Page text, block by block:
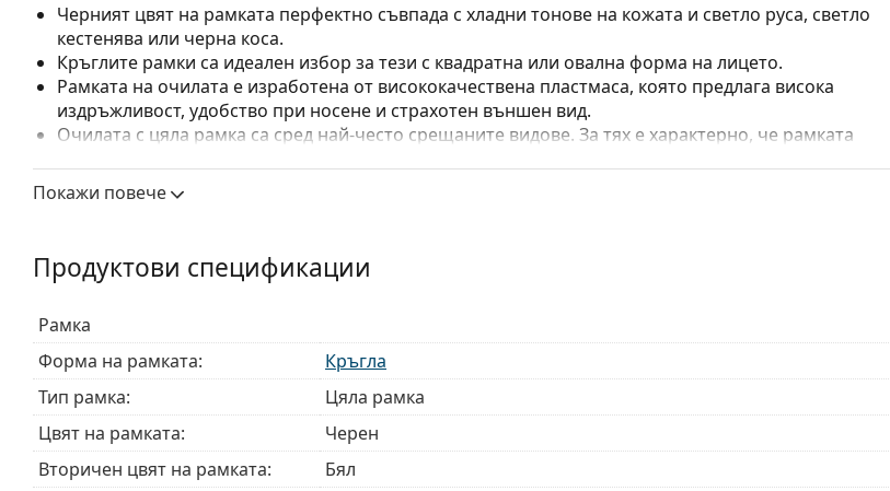
Черният цвят на рамката перфектно съвпада с хладни тонове на кожата и светло руса, светло
кестенява или черна коса.
Кръглите рамки са идеален избор за тези с квадратна или овална форма на лицето.
Рамката на очилата е изработена от висококачествена пластмаса, която предлага висока
издръжливост, удобство при носене и страхотен външен вид.
Очилата с цяла рамка са сред най-често срещаните видове. За тях е характерно, че рамката
рамката напълно обгръща лещата и така защитава срещу повреди. Този тип рамка е подходяща
Аксесоари
или торбичката и дизайнът могат да варират.
Кърпичката за почистване, доставяна с очилата, е идеална за почистване и грижа за тях. Някои
модели могат да бъдат доставяни с торбичка от плат вместо с кърпа.
Разгледайте пълната ни гамаочила, за да намерите повече модели или разгледайте нашето
ръководство за очила
, ако имате нужда от помощ с избора.
Това е медицинско устройство. Прочетете инструкциите преди употреба.
Покажи повече
Продуктови спецификации
Рамка
Форма на рамката:
Кръгла
Тип рамка:
Цяла рамка
Цвят на рамката:
Черен
Вторичен цвят на рамката:
Бял